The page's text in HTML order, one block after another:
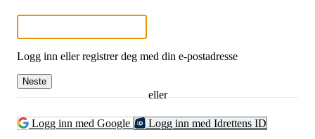
Logg inn eller registrer deg med din e-postadresse
Neste
eller
Logg inn med Google Logg inn med Idrettens ID